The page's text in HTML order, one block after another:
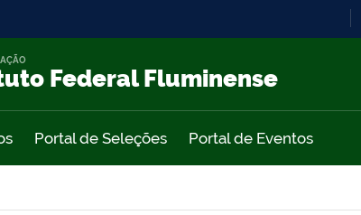
Federal Fluminense
Portal de Seleções Portal de Eventos